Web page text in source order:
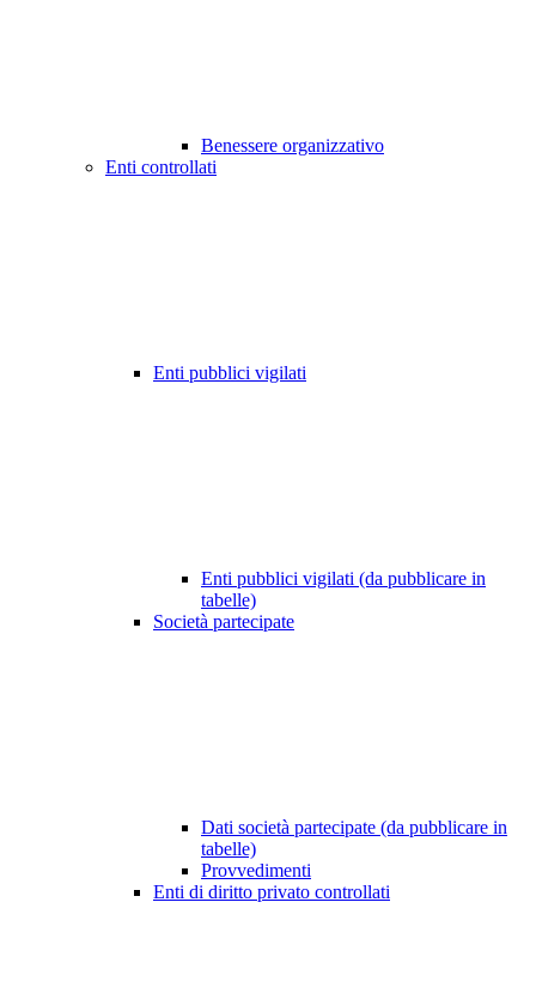
Benessere organizzativo
Enti controllati
Enti pubblici vigilati
Enti pubblici vigilati (da pubblicare in
tabelle)
Società partecipate
Dati società partecipate (da pubblicare in
tabelle)
Provvedimenti
Enti di diritto privato controllati